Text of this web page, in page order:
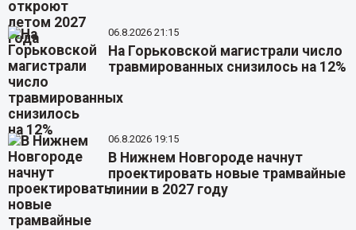
06.8.2026 21:15
На Горьковской магистрали число
травмированных снизилось на 12%
06.8.2026 19:15
В Нижнем Новгороде начнут
проектировать новые трамвайные
линии в 2027 году